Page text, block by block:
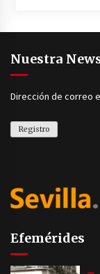
Nuestra
Dirección de correo
Efemérides